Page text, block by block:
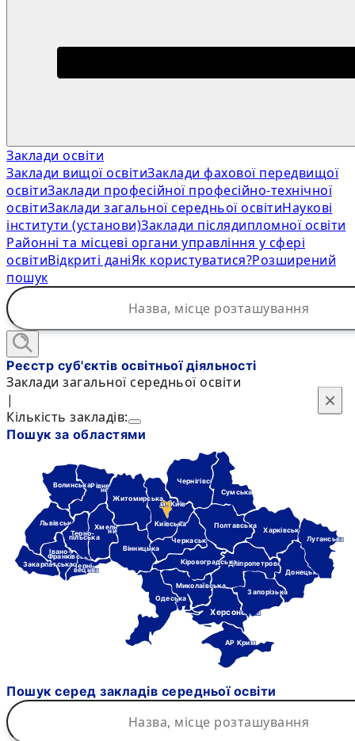
Заклади освіти
Заклади вищої освітиЗаклади фахової передвищої
освітиЗаклади професійної професійно-технічної
освітиЗаклади загальної середньої освітиНаукові
інститути (установи)Заклади післядипломної освіти
Районні та місцеві органи управління у сфері
освітиВідкриті даніЯк користуватися?Розширений
пошук
×
Реєстр суб'єктів освітньої діяльності
Заклади загальної середньої освіти
|
Кількість закладів:
Пошук за областями
Черкаська
Чернігівська
Черні-
вецька
Дніпропетровська
Донецька
Івано-
Франківська
Харківська
Херсонська
Хмель-
ницька
Кіровоградська
АР Крим
Київська
м. Київ
Луганська
Львівська
Миколаївська
Одеська
Полтавська
Рівне-
нська Сумська
Терно-
пільська
Вінницька
Волинська
Закарпатська
Запорізька
Житомирська
Пошук серед закладів середньої освіти
×